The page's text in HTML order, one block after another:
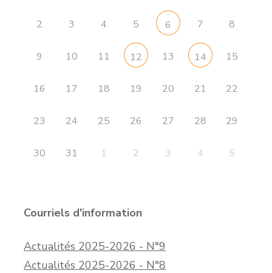
2 3 4 5 6 7 8
9 10 11 12 13 14 15
16 17 18 19 20 21 22
23 24 25 26 27 28 29
30 31 1 2 3 4 5
Courriels d'information
Actualités 2025-2026 - N°9
Actualités 2025-2026 - N°8